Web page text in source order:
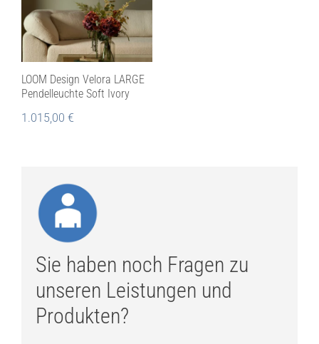
LOOM Design Velora LARGE
Pendelleuchte Soft Ivory
1.015,00 €
Sie haben noch Fragen zu
unseren Leistungen und
Produkten?